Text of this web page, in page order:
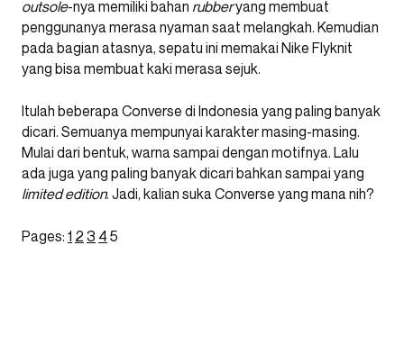
outsole-nya memiliki bahan rubberyang membuat
penggunanya merasa nyaman saat melangkah. Kemudian
pada bagian atasnya, sepatu ini memakai Nike Flyknit
yang bisa membuat kaki merasa sejuk.
Itulah beberapa Converse di Indonesia yang paling banyak
dicari. Semuanya mempunyai karakter masing-masing.
Mulai dari bentuk, warna sampai dengan motifnya. Lalu
ada juga yang paling banyak dicari bahkan sampai yang
limited edition. Jadi, kalian suka Converse yang mana nih?
Pages: 1 2 3 4 5